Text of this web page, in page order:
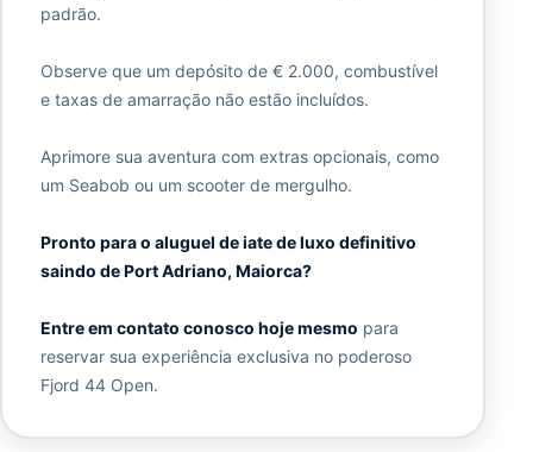
padrão.
Observe que um depósito de € 2.000, combustível
e taxas de amarração não estão incluídos.
Aprimore sua aventura com extras opcionais, como
um Seabob ou um scooter de mergulho.
Pronto para o aluguel de iate de luxo definitivo
saindo de Port Adriano, Maiorca?
Entre em contato conosco hoje mesmo para
reservar sua experiência exclusiva no poderoso
Fjord 44 Open.